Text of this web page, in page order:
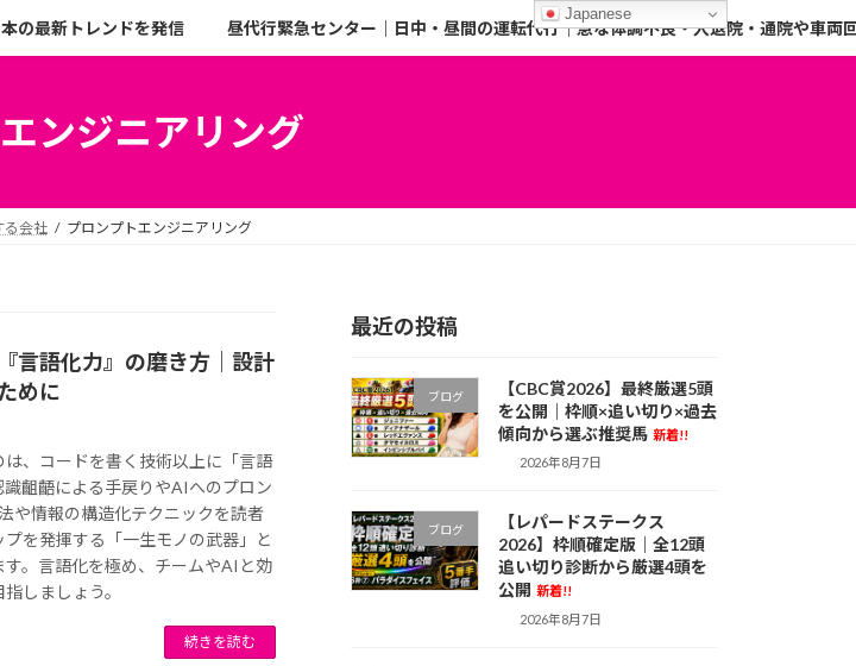
の最新トレンドを発信 昼代行緊急センター｜日中・昼間の運転代行｜急な体調不良・入退院・通院や車両
ンジニアリング
る会社 プロンプトエンジニアリング
言語化力』の磨き方｜設計
めに
、コードを書く技術以上に「言語
齟齬による手戻りやAIへのプロン
や情報の構造化テクニックを読者
を発揮する「一生モノの武器」と
。言語化を極め、チームやAIと効
しましょう。
続きを読む
最近の投稿
ブログ
【CBC賞2026】最終厳選5頭
を公開｜枠順×追い切り×過去
傾向から選ぶ推奨馬 新着!!
2026年8月7日
ブログ
【レパードステークス
2026】枠順確定版｜全12頭
追い切り診断から厳選4頭を
公開 新着!!
2026年8月7日
Japanese